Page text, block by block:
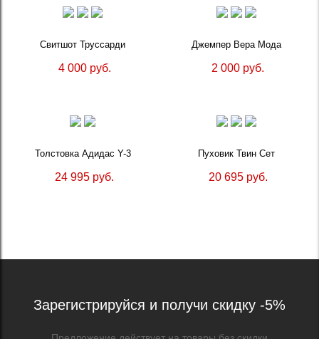
Свитшот Труссарди
4 000 руб.
Джемпер Вера Мода
2 000 руб.
Толстовка Адидас Y-3
24 995 руб.
Пуховик Твин Сет
20 695 руб.
Зарегистрируйся и получи скидку -5%